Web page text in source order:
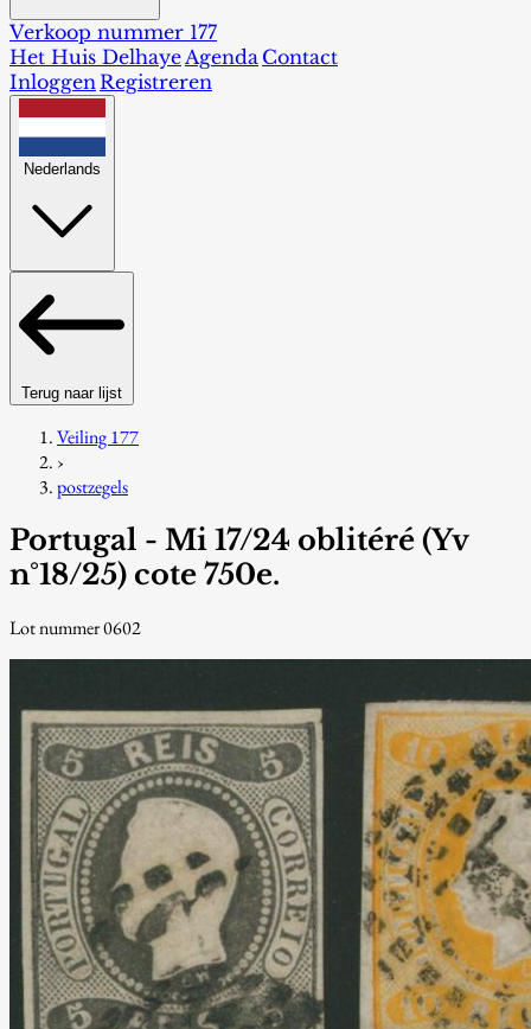
Verkoop nummer 177
Het Huis DelhayeAgenda Contact
InloggenRegistreren
Nederlands
Terug naar lijst
Veiling 177
›
postzegels
Portugal - Mi 17/24 oblitéré (Yv
n°18/25) cote 750e.
Lot nummer 0602